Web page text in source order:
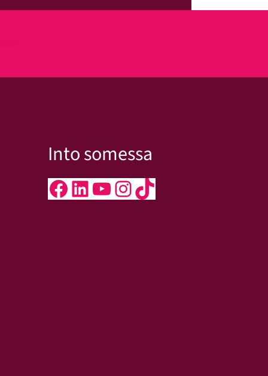
Into somessa
Facebook LinkedIn YouTube InstagramTikTok